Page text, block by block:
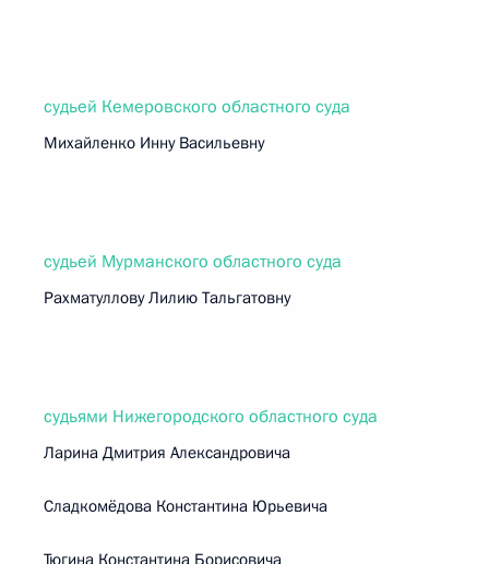
судьей Кемеровского областного суда
Михайленко Инну Васильевну
судьей Мурманского областного суда
Рахматуллову Лилию Тальгатовну
судьями Нижегородского областного суда
Ларина Дмитрия Александровича
Сладкомёдова Константина Юрьевича
Тюгина Константина Борисовича